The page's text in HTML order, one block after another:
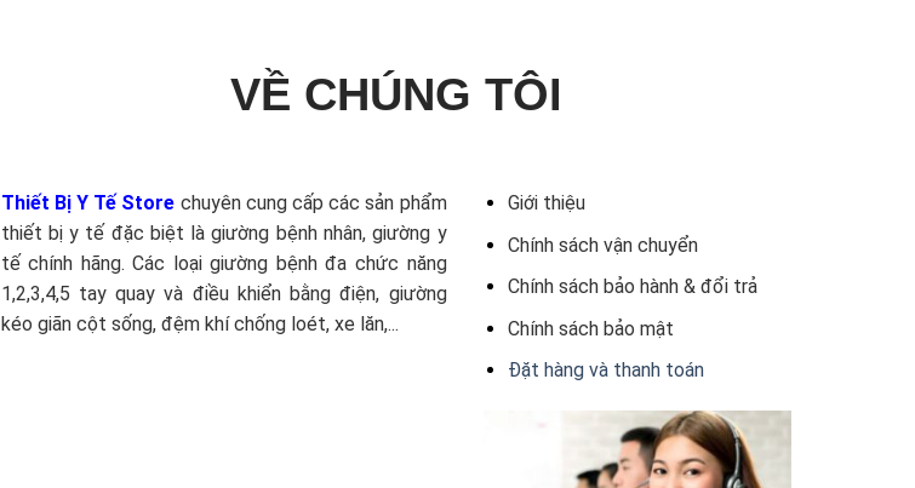
VỀ CHÚNG TÔI
Thiết Bị Y Tế Store chuyên cung cấp các sản phẩm
thiết bị y tế đặc biệt là giường bệnh nhân, giường y
tế chính hãng. Các loại giường bệnh đa chức năng
1,2,3,4,5 tay quay và điều khiển bằng điện, giường
kéo giãn cột sống, đệm khí chống loét, xe lăn,...
Giới thiệu
Chính sách vận chuyển
Chính sách bảo hành & đổi trả
Chính sách bảo mật
Đặt hàng và thanh toán